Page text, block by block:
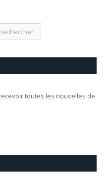
toutes les nouvelles de